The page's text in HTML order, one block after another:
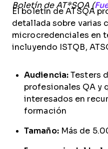
Boletín de AT*SQA (
El boletín de ATSQA
detallada sobre varias
microcredenciales en
incluyendo ISTQB,
Audiencia:Testers
profesionales QA y
interesados en
formación
Tamaño: Más de